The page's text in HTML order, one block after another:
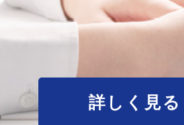
詳しく見る